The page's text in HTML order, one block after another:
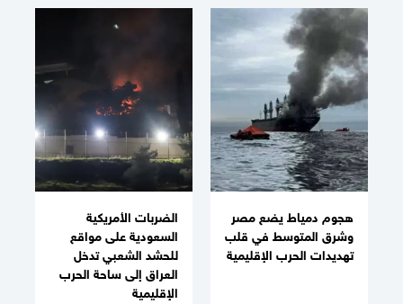
هجوم دمياط يضع مصر
وشرق المتوسط في قلب
تهديدات الحرب الإقليمية
الضربات الأمريكية
السعودية على مواقع
للحشد الشعبي تدخل
العراق إلى ساحة الحرب
الإقليمية